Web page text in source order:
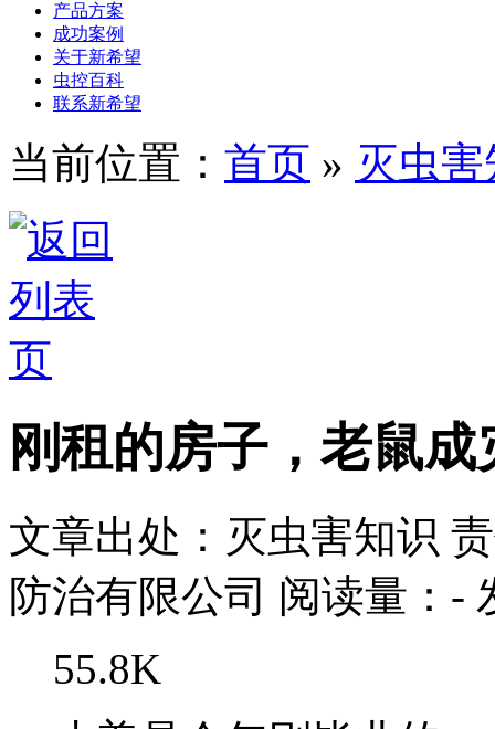
产品方案
成功案例
关于新希望
虫控百科
联系新希望
当前位置： 首页 » 灭虫
刚租的房子，老鼠成
文章出处：灭虫害知识
防治有限公司 阅读量： -
55.8K